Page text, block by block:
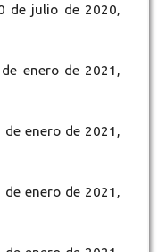
de julio de 2020,
de enero de 2021,
de enero de 2021,
de enero de 2021,